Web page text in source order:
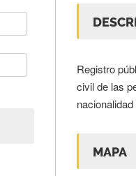
Registro
civil de las
MAPA